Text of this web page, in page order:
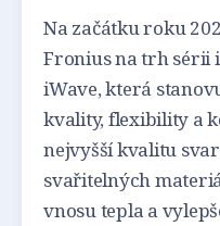
Na začátku roku
Fronius na trh sérii
iWave, která
kvality, flexibility a
nejvyšší kvalitu
svařitelných
vnosu tepla a